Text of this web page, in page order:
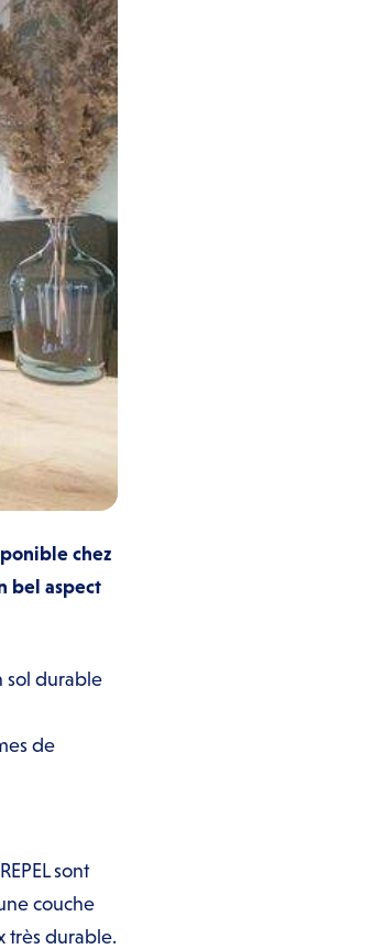
chez
bel aspect
sol durable
de
sont
couche
très durable.